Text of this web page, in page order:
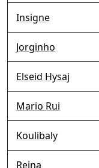
Insigne
Jorginho
Elseid Hysaj
Mario Rui
Koulibaly
Reina